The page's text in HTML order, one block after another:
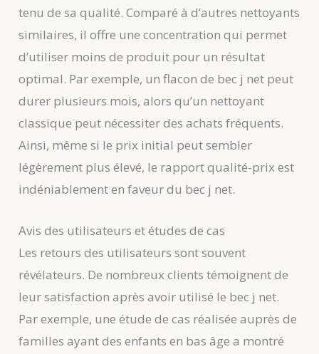
tenu de sa qualité. Comparé à d’autres nettoyants
similaires, il offre une concentration qui permet
d’utiliser moins de produit pour un résultat
optimal. Par exemple, un flacon de bec j net peut
durer plusieurs mois, alors qu’un nettoyant
classique peut nécessiter des achats fréquents.
Ainsi, même si le prix initial peut sembler
légèrement plus élevé, le rapport qualité-prix est
indéniablement en faveur du bec j net.
Avis des utilisateurs et études de cas
Les retours des utilisateurs sont souvent
révélateurs. De nombreux clients témoignent de
leur satisfaction après avoir utilisé le bec j net.
Par exemple, une étude de cas réalisée auprès de
familles ayant des enfants en bas âge a montré